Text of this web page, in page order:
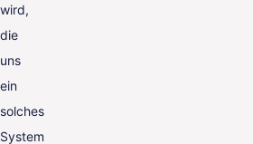
wird,
die
uns
ein
solches
System